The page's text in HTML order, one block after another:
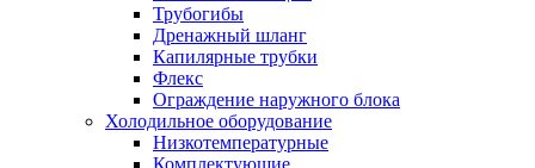
Трубогибы
Дренажный шланг
Капилярные трубки
Флекс
Ограждение наружного блока
Холодильное оборудование
Низкотемпературные
Комплектующие